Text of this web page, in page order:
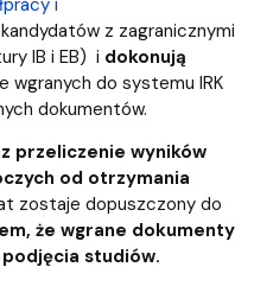
i
z zagranicznymi
IB i EB) i dokonują
wgranych do systemu IRK
dokumentów.
przeliczenie wyników
od otrzymania
zostaje dopuszczony do
że wgrane dokumenty
studiów.